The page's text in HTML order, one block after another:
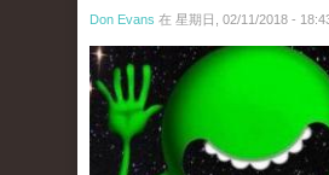
Don Evans 在 星期日, 02/11/2018 -
wechatimg1429.jpeg